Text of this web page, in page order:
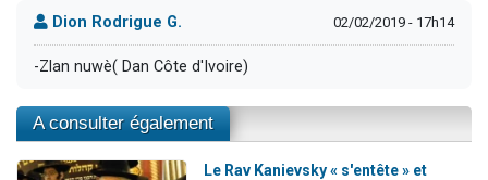
Dion Rodrigue G. 02/02/2019 - 17h14
-Zlan nuwè( Dan Côte d'Ivoire)
A consulter également
Le Rav Kanievsky « s'entête » et